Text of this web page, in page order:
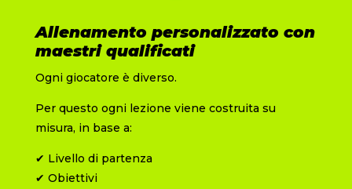
Allenamento personalizzato con
maestri qualificati
Ogni giocatore è diverso.
Per questo ogni lezione viene costruita su
misura, in base a:
✔︎ Livello di partenza
✔︎ Obiettivi